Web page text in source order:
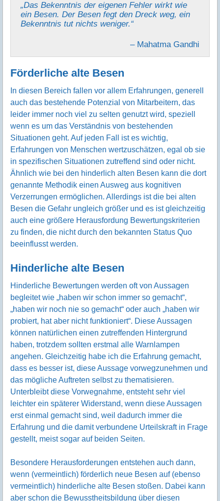
„Das Bekenntnis der eigenen Fehler wirkt wie
ein Besen. Der Besen fegt den Dreck weg, ein
Bekenntnis tut nichts weniger.“
– Mahatma Gandhi
Förderliche alte Besen
In diesen Bereich fallen vor allem Erfahrungen, generell
auch das bestehende Potenzial von Mitarbeitern, das
leider immer noch viel zu selten genutzt wird, speziell
wenn es um das Verständnis von bestehenden
Situationen geht. Auf jeden Fall ist es wichtig,
Erfahrungen von Menschen wertzuschätzen, egal ob sie
in spezifischen Situationen zutreffend sind oder nicht.
Ähnlich wie bei den hinderlich alten Besen kann die dort
genannte Methodik einen Ausweg aus kognitiven
Verzerrungen ermöglichen. Allerdings ist die bei alten
Besen die Gefahr ungleich größer und es ist gleichzeitig
auch eine größere Herausfordung Bewertungskriterien
zu finden, die nicht durch den bekannten Status Quo
beeinflusst werden.
Hinderliche alte Besen
Hinderliche Bewertungen werden oft von Aussagen
begleitet wie „haben wir schon immer so gemacht“,
„haben wir noch nie so gemacht“ oder auch „haben wir
probiert, hat aber nicht funktioniert“. Diese Aussagen
können natürlichen einen zutreffenden Hintergrund
haben, trotzdem sollten erstmal alle Warnlampen
angehen. Gleichzeitig habe ich die Erfahrung gemacht,
dass es besser ist, diese Aussage vorwegzunehmen und
das mögliche Auftreten selbst zu thematisieren.
Unterbleibt diese Vorwegnahme, entsteht sehr viel
leichter ein späterer Widerstand, wenn diese Aussagen
erst einmal gemacht sind, weil dadurch immer die
Erfahrung und die damit verbundene Urteilskraft in Frage
gestellt, meist sogar auf beiden Seiten.
Besondere Herausforderungen entstehen auch dann,
wenn (vermeintlich) förderlich neue Besen auf (ebenso
vermeintlich) hinderliche alte Besen stoßen. Dabei kann
aber schon die Bewusstheitsbildung über diesen